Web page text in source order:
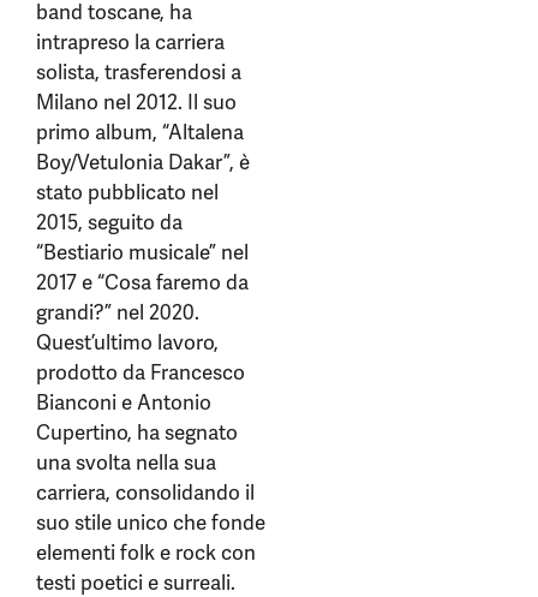
band toscane, ha
intrapreso la carriera
solista, trasferendosi a
Milano nel 2012. Il suo
primo album, “Altalena
Boy/Vetulonia Dakar”, è
stato pubblicato nel
2015, seguito da
“Bestiario musicale” nel
2017 e “Cosa faremo da
grandi?” nel 2020.
Quest’ultimo lavoro,
prodotto da Francesco
Bianconi e Antonio
Cupertino, ha segnato
una svolta nella sua
carriera, consolidando il
suo stile unico che fonde
elementi folk e rock con
testi poetici e surreali.